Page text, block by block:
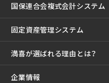
国保連合会複式会計システム
固定資産管理システム
満喜が選ばれる理由とは？
企業情報